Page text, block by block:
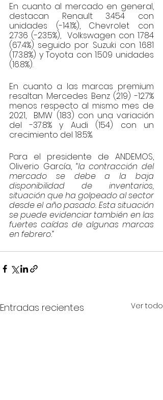
En cuanto al mercado en general,
destacan Renault 3.454 con
unidades (-14.1%), Chevrolet con
2.736 (-23.5%),  Volkswagen con 1.784
(67.4%) seguido por Suzuki con 1.681
(173.8%) y Toyota con 1.509 unidades
(16.8%).
En cuanto a las marcas premium
resaltan Mercedes Benz (219) -12.7%
menos respecto al mismo mes de
2021,  BMW (183) con una variación
del -37.8% y Audi (154) con un
crecimiento del 18.5%.
Para el presidente de ANDEMOS,
Oliverio García, “la contracción del
mercado se debe a la baja
disponibilidad de inventarios,
situación que ha golpeado al sector
desde el año pasado. Esta situación
se puede evidenciar también en las
fuertes caídas de algunas marcas
en febrero.”
Entradas recientes Ver todo